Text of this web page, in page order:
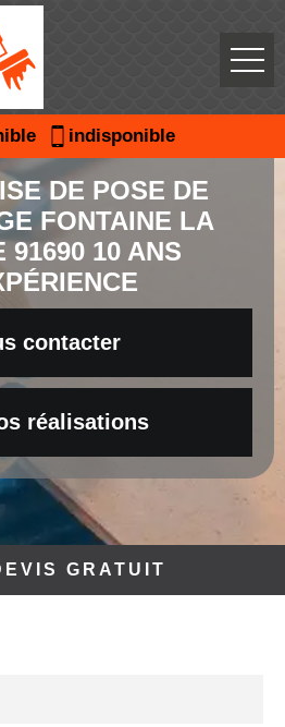
indisponible
DE POSE DE
FONTAINE LA
91690 10 ANS
contacter
réalisations
GRATUIT